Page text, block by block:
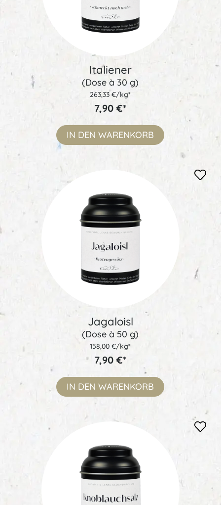
Italiener
(Dose à 30 g)
263,33 €/kg*
7,90 €*
IN DEN WARENKORB
Jagaloisl
(Dose à 50 g)
158,00 €/kg*
7,90 €*
IN DEN WARENKORB